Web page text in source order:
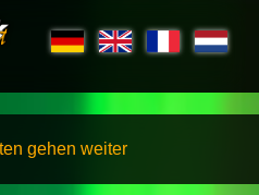
gehen weiter